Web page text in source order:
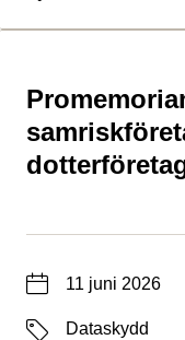
Typ av sida
Datum11 juni 2026
EtiketterDataskydd